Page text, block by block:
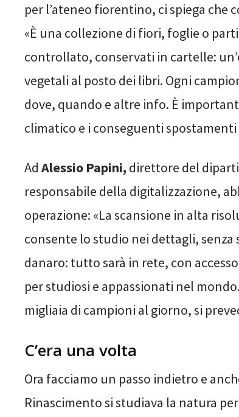
per l’ateneo fiorentino, ci spiega che
«È una collezione di fiori, foglie o
controllato, conservati in cartelle:
vegetali al posto dei libri. Ogni
dove, quando e altre info. È
climatico e i conseguenti spostamenti
Ad Alessio Papini, direttore del
responsabile della digitalizzazione,
operazione: «La scansione in alta
consente lo studio nei dettagli,
danaro: tutto sarà in rete, con
per studiosi e appassionati nel
migliaia di campioni al giorno, si
C’era una volta
Ora facciamo un passo indietro e
Rinascimento si studiava la natura